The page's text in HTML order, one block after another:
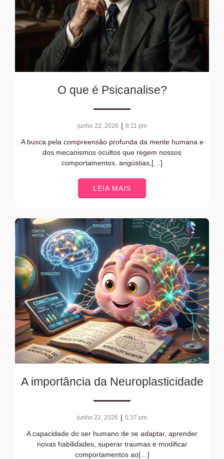
O que é Psicanalise?
junho 22, 2026 | 6:11 pm
A busca pela compreensão profunda da mente humana e
dos mecanismos ocultos que regem nossos
comportamentos, angústias,[…]
LEIA MAIS
A importância da Neuroplasticidade
junho 22, 2026 | 5:37 pm
A capacidade do ser humano de se adaptar, aprender
novas habilidades, superar traumas e modificar
comportamentos ao[…]